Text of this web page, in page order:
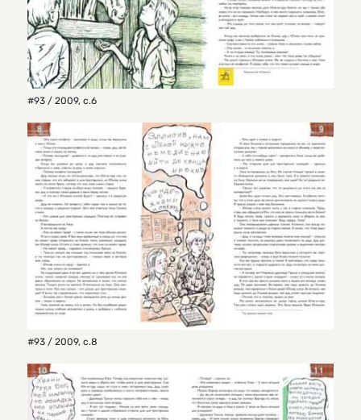
#93 / 2009, с.6
#93 / 2009, с.8